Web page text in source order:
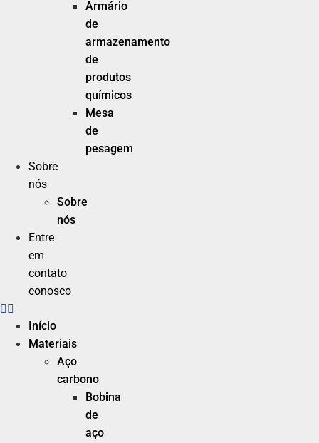
Armário
de
armazenamento
de
produtos
químicos
Mesa
de
pesagem
Sobre
nós
Sobre
nós
Entre
em
contato
conosco
Início
Materiais
Aço
carbono
Bobina
de
aço